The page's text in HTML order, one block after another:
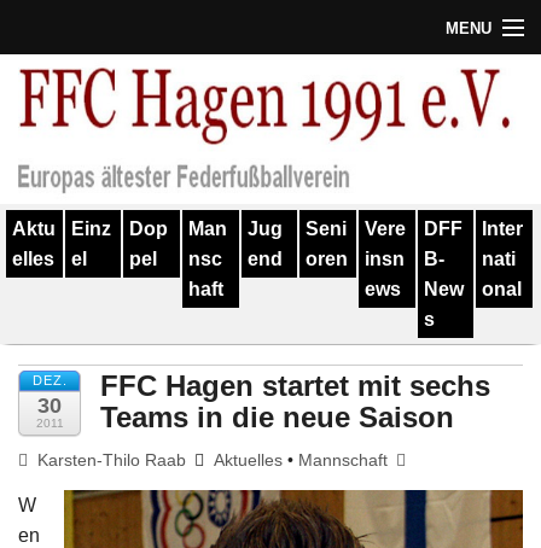
MENU
Termine
Verein
Geschichte
Training
Spieler
Kontakt
Links
Aktu
elles
Einz
el
Dop
pel
Man
nsc
haft
Jug
end
Seni
oren
Vere
insn
ews
DFF
B-
New
s
Inter
nati
onal
DEZ.
30
2011
FFC Hagen startet mit sechs
Teams in die neue Saison
Karsten-Thilo Raab Aktuelles • Mannschaft
W
en